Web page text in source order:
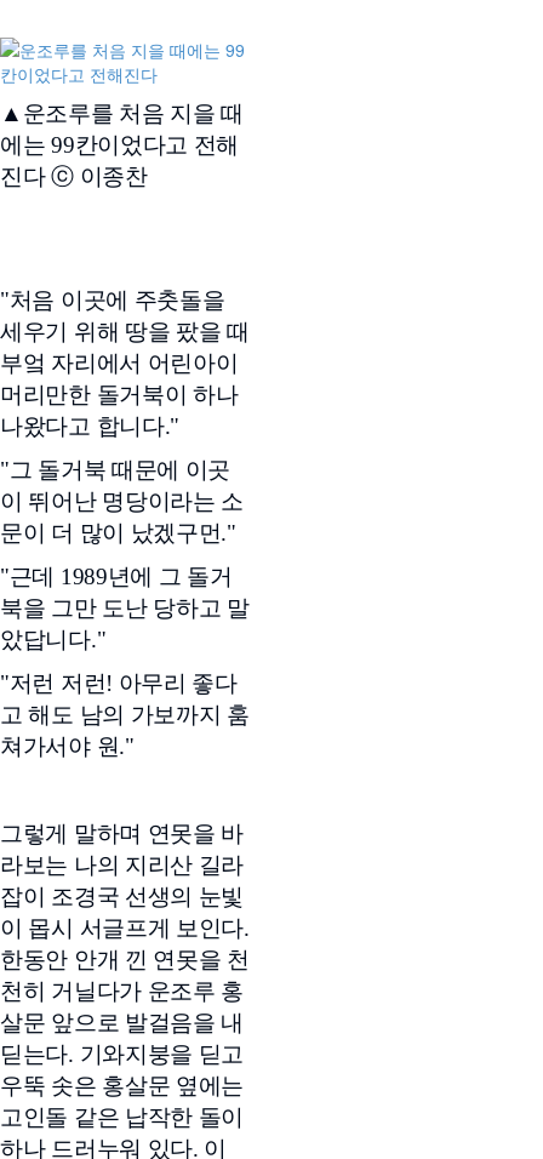
▲운조루를 처음 지을 때
에는 99칸이었다고 전해
진다 ⓒ 이종찬
"처음 이곳에 주춧돌을
세우기 위해 땅을 팠을 때
부엌 자리에서 어린아이
머리만한 돌거북이 하나
나왔다고 합니다."
"그 돌거북 때문에 이곳
이 뛰어난 명당이라는 소
문이 더 많이 났겠구먼."
"근데 1989년에 그 돌거
북을 그만 도난 당하고 말
았답니다."
"저런 저런! 아무리 좋다
고 해도 남의 가보까지 훔
쳐가서야 원."
그렇게 말하며 연못을 바
라보는 나의 지리산 길라
잡이 조경국 선생의 눈빛
이 몹시 서글프게 보인다.
한동안 안개 낀 연못을 천
천히 거닐다가 운조루 홍
살문 앞으로 발걸음을 내
딛는다. 기와지붕을 딛고
우뚝 솟은 홍살문 옆에는
고인돌 같은 납작한 돌이
하나 드러누워 있다. 이